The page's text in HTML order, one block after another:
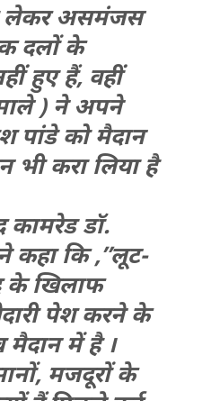
लेकर असमंजस
दलों के
हुए हैं, वहीं
) ने अपने
पांडे को मैदान
भी करा लिया है
कामरेड डॉ.
कहा कि ,”लूट-
के खिलाफ
पेश करने के
मैदान में है ।
मजदूरों के